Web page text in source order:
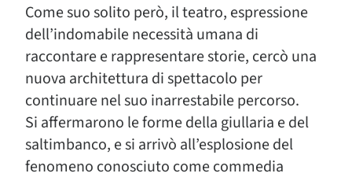
Come suo solito però, il teatro, espressione
dell’indomabile necessità umana di
raccontare e rappresentare storie, cercò una
nuova architettura di spettacolo per
continuare nel suo inarrestabile percorso.
Si affermarono le forme della giullaria e del
saltimbanco, e si arrivò all’esplosione del
fenomeno conosciuto come commedia